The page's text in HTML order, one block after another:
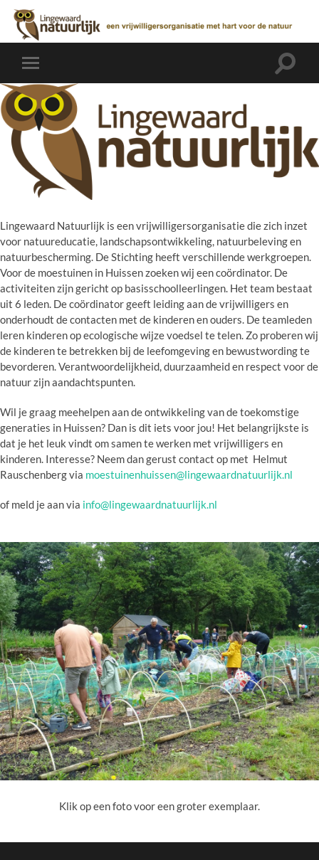
Toggle
mobiel
menu
Toggle
Lingewaard Natuurlijk is een vrijwilligersorganisatie die zich inzet
voor natuureducatie, landschapsontwikkeling, natuurbeleving en
natuurbescherming. De Stichting heeft verschillende werkgroepen.
Voor de moestuinen in Huissen zoeken wij een coördinator. De
activiteiten zijn gericht op basisschoolleerlingen. Het team bestaat
uit 6 leden. De coördinator geeft leiding aan de vrijwilligers en
onderhoudt de contacten met de kinderen en ouders. De teamleden
leren kinderen op ecologische wijze voedsel te telen. Zo proberen wij
de kinderen te betrekken bij de leefomgeving en bewustwording te
bevorderen. Verantwoordelijkheid, duurzaamheid en respect voor de
natuur zijn aandachtspunten.
Wil je graag meehelpen aan de ontwikkeling van de toekomstige
generaties in Huissen? Dan is dit iets voor jou! Het belangrijkste is
dat je het leuk vindt om samen te werken met vrijwilligers en
kinderen. Interesse? Neem dan gerust contact op met Helmut
Rauschenberg via moestuinenhuissen@lingewaardnatuurlijk.nl
of meld je aan via info@lingewaardnatuurlijk.nl
Klik op een foto voor een groter exemplaar.